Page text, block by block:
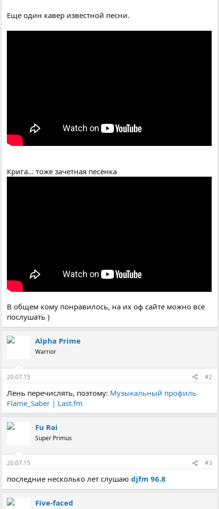
Еще один кавер известной песни.
Крига... тоже зачетная песенка
В общем кому понравилось, на их оф сайте можно все
послушать )
Alpha Prime
Warrior
20.07.15 #2
Лень перечислять, поэтому: Музыкальный профиль
Flame_Saber | Last.fm
Fu Rai
Super Primus
20.07.15 #3
последние несколько лет слушаюdjfm 96.8
Five-faced